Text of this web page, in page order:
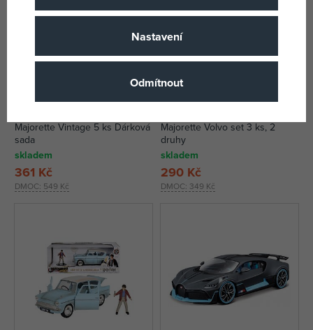
Majorette Vintage 5 ks Dárková
sada
skladem
DMOC: 549 Kč
361 Kč
Majorette Volvo set 3 ks, 2
druhy
skladem
DMOC: 349 Kč
290 Kč
Nastavení
Odmítnout